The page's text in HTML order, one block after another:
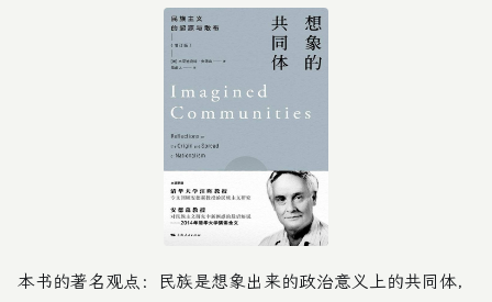
本书的著名观点：民族是想象出来的政治意义上的共同体，